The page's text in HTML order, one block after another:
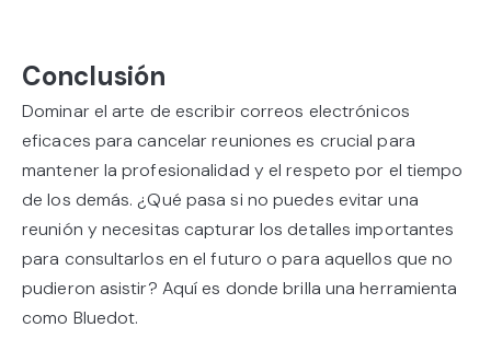
Conclusión
Dominar el arte de escribir correos electrónicos
eficaces para cancelar reuniones es crucial para
mantener la profesionalidad y el respeto por el tiempo
de los demás. ¿Qué pasa si no puedes evitar una
reunión y necesitas capturar los detalles importantes
para consultarlos en el futuro o para aquellos que no
pudieron asistir? Aquí es donde brilla una herramienta
como Bluedot.